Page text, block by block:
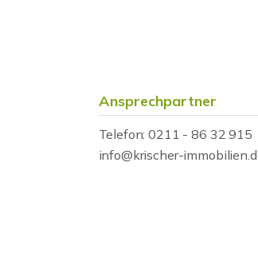
Ansprechpartner
Telefon: 0211 - 86 32 915
info@krischer-